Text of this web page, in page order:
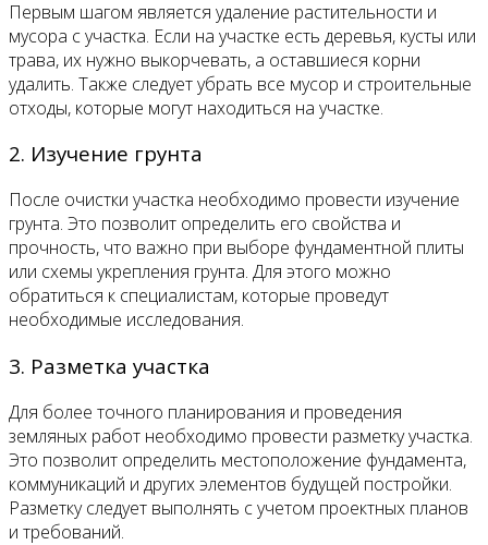
Первым шагом является удаление растительности и
мусора с участка. Если на участке есть деревья, кусты или
трава, их нужно выкорчевать, а оставшиеся корни
удалить. Также следует убрать все мусор и строительные
отходы, которые могут находиться на участке.
2. Изучение грунта
После очистки участка необходимо провести изучение
грунта. Это позволит определить его свойства и
прочность, что важно при выборе фундаментной плиты
или схемы укрепления грунта. Для этого можно
обратиться к специалистам, которые проведут
необходимые исследования.
3. Разметка участка
Для более точного планирования и проведения
земляных работ необходимо провести разметку участка.
Это позволит определить местоположение фундамента,
коммуникаций и других элементов будущей постройки.
Разметку следует выполнять с учетом проектных планов
и требований.